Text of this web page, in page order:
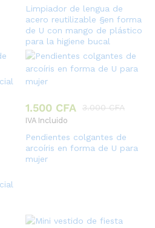
Limpiador de lengua de
acero reutilizable §en forma
de U con mango de plástico
para la higiene bucal
1.500 CFA 3.000CFA
IVA Incluido
Pendientes colgantes de
arcoíris en forma de U para
mujer